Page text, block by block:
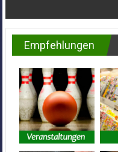
Empfehlungen